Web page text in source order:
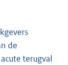
de
terugval